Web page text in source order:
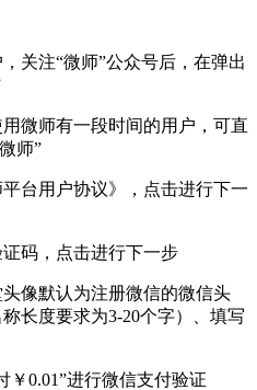
关注“微师”公众号后，在弹出
微师有一段时间的用户，可直
师”
台用户协议》，点击进行下一
码，点击进行下一步
像默认为注册微信的微信头
长度要求为3-20个字）、填写
￥0.01”进行微信支付验证